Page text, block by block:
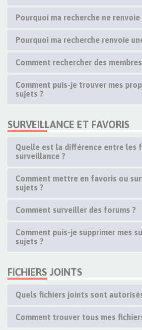
Pourquoi ma recherche ne
Pourquoi ma recherche renvoie
Comment rechercher des
Comment puis-je trouver mes
sujets ?
SURVEILLANCE ET FAVORIS
Quelle est la différence entre les
surveillance ?
Comment mettre en favoris ou
sujets ?
Comment surveiller des forums ?
Comment puis-je supprimer mes
sujets ?
FICHIERS JOINTS
Quels fichiers joints sont
Comment trouver tous mes